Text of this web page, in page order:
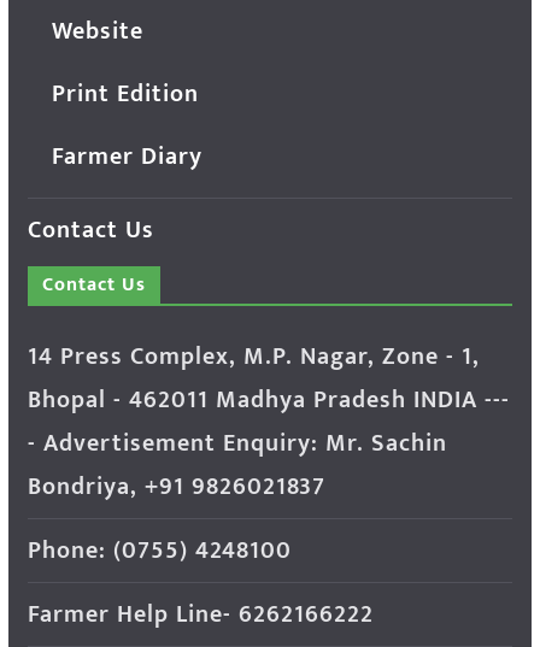
Website
Print Edition
Farmer Diary
Contact Us
Contact Us
14 Press Complex, M.P. Nagar, Zone - 1,
Bhopal - 462011 Madhya Pradesh INDIA ---
- Advertisement Enquiry: Mr. Sachin
Bondriya, +91 9826021837
Phone: (0755) 4248100
Farmer Help Line- 6262166222